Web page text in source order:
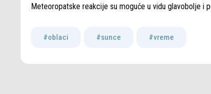
Meteoropatske reakcije su moguće u vidu glavobolje i
#oblaci #sunce #vreme